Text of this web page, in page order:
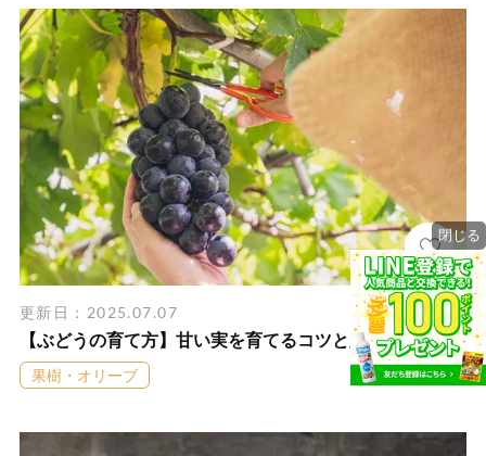
更新日：2025.07.07
【ぶどうの育て方】甘い実を育てるコツと肥料の使い方
果樹・オリーブ
閉じる